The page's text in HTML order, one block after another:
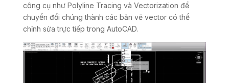
công cụ như Polyline Tracing và Vectorization để
chuyển đổi chúng thành các bản vẽ vector có thể
chỉnh sửa trực tiếp trong AutoCAD.